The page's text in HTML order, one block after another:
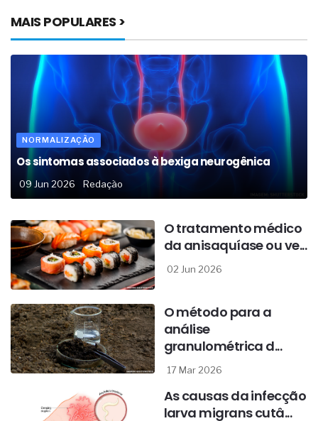
MAIS POPULARES >
NORMALIZAÇÃO
Os sintomas associados à bexiga neurogênica
09 Jun 2026 Redação
O tratamento médico
da anisaquíase ou ve...
02 Jun 2026
O método para a
análise
granulométrica d...
17 Mar 2026
As causas da infecção
larva migrans cutâ...